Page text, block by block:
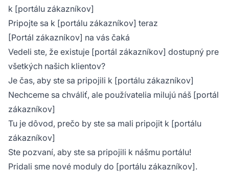
k [portálu zákazníkov]
Pripojte sa k [portálu zákazníkov] teraz
[Portál zákazníkov] na vás čaká
Vedeli ste, že existuje [portál zákazníkov] dostupný pre
všetkých našich klientov?
Je čas, aby ste sa pripojili k [portálu zákazníkov]
Nechceme sa chváliť, ale používatelia milujú náš [portál
zákazníkov]
Tu je dôvod, prečo by ste sa mali pripojit k [portálu
zákazníkov]
Ste pozvaní, aby ste sa pripojili k nášmu portálu!
Pridali sme nové moduly do [portálu zákazníkov].